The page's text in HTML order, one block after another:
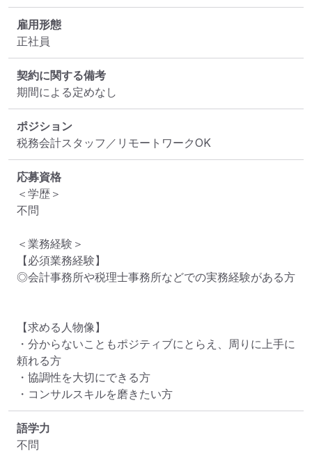
雇用形態
正社員
契約に関する備考
期間による定めなし
ポジション
税務会計スタッフ／リモートワークOK
応募資格
＜学歴＞
不問
＜業務経験＞
【必須業務経験】
◎会計事務所や税理士事務所などでの実務経験がある方
【求める人物像】
・分からないこともポジティブにとらえ、周りに上手に
頼れる方
・協調性を大切にできる方
・コンサルスキルを磨きたい方
語学力
不問